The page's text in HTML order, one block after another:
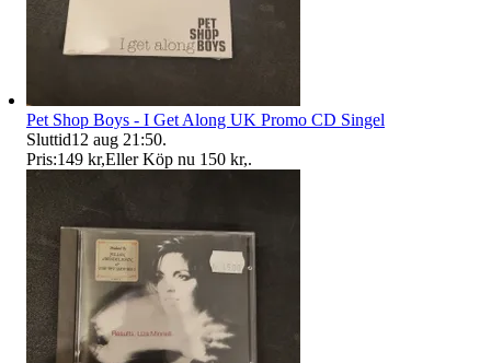
Pet Shop Boys - I Get Along UK Promo CD Singel
Sluttid12 aug 21:50.
Pris:149 kr,Eller Köp nu 150 kr,.